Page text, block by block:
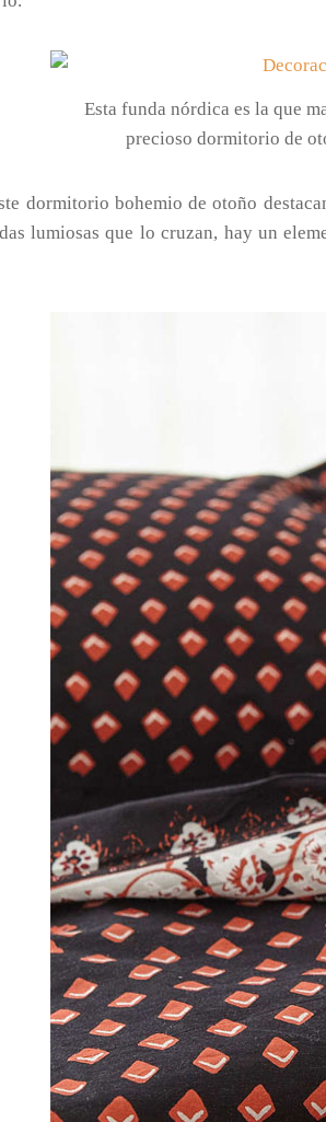
Esta funda nórdica es la que
precioso dormitorio de
dormitorio bohemio de otoño
lumiosas que lo cruzan, hay un